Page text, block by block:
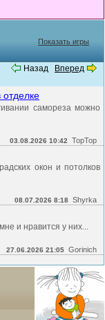
Показать игры
Назад Вперед
самореза можно
03.08.2026 10:42 TopTop
окон и потолков
08.07.2026 8:18 Shyrka
и нравится у них...
27.06.2026 21:05 Gorinich